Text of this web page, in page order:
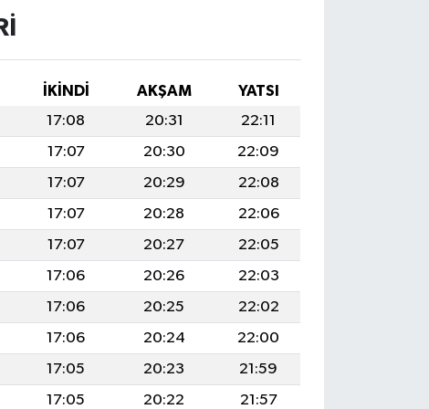
İKINDI AKŞAM
YATSI
17:08 20:31
22:11
17:07 20:30
22:09
17:07 20:29
22:08
17:07 20:28
22:06
17:07 20:27
22:05
17:06 20:26
22:03
17:06 20:25
22:02
17:06 20:24
22:00
17:05 20:23
21:59
17:05 20:22
21:57